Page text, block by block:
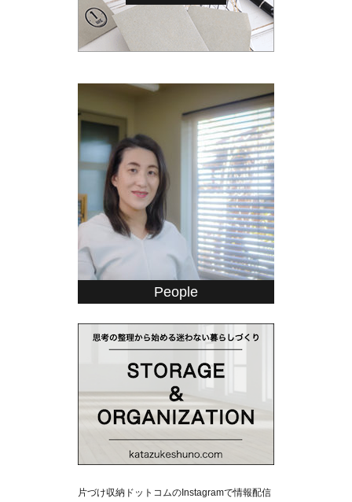
People
片づけ収納ドットコムのInstagramで情報配信